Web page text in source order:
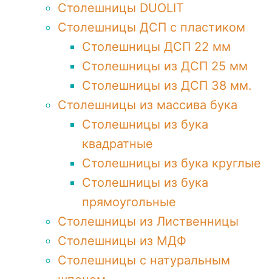
Столешницы DUOLIT
Столешницы ДСП с пластиком
Столешницы ДСП 22 мм
Столешницы из ДСП 25 мм
Столешницы из ДСП 38 мм.
Столешницы из массива бука
Столешницы из бука
квадратные
Столешницы из бука круглые
Столешницы из бука
прямоугольные
Столешницы из Лиственницы
Столешницы из МДФ
Столешницы с натуральным